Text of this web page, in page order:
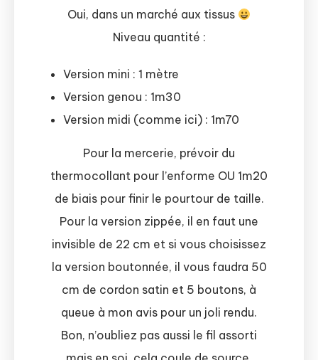
Oui, dans un marché aux tissus
Niveau quantité :
Version mini : 1 mètre
Version genou : 1m30
Version midi (comme ici) : 1m70
Pour la mercerie, prévoir du
thermocollant pour l’enforme OU 1m20
de biais pour finir le pourtour de taille.
Pour la version zippée, il en faut une
invisible de 22 cm et si vous choisissez
la version boutonnée, il vous faudra 50
cm de cordon satin et 5 boutons, à
queue à mon avis pour un joli rendu.
Bon, n’oubliez pas aussi le fil assorti